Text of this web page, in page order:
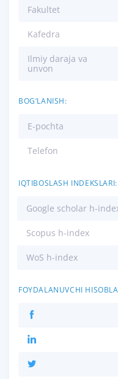
Fakultet
Kafedra
Ilmiy daraja va
unvon
BOG‘LANISH:
E-pochta
Telefon
IQTIBOSLASH INDEKSLARI:
Google scholar h-
Scopus h-index
WoS h-index
FOYDALANUVCHI